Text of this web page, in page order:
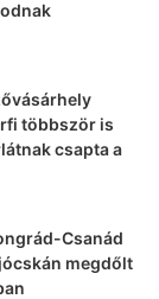
többször is
csapta a
Csanád
megdőlt